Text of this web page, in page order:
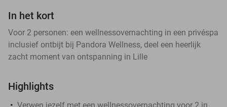
In het kort
Voor 2 personen: een wellnessovernachting in een privéspa
inclusief ontbijt bij Pandora Wellness, deel een heerlijk
zacht moment van ontspanning in Lille
Highlights